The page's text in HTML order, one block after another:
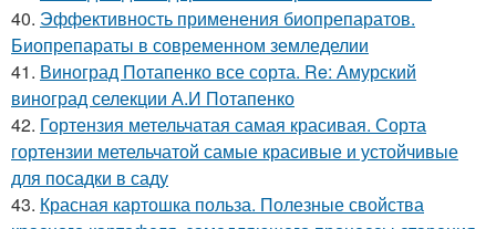
40. Эффективность применения биопрепаратов.
Биопрепараты в современном земледелии
41. Виноград Потапенко все сорта. Re: Амурский
виноград селекции А.И Потапенко
42. Гортензия метельчатая самая красивая. Сорта
гортензии метельчатой самые красивые и устойчивые
для посадки в саду
43. Красная картошка польза. Полезные свойства